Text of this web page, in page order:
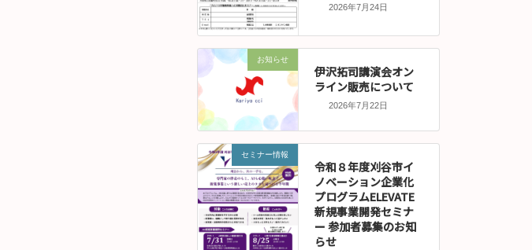
2026年7月24日
お知らせ
伊沢拓司講演会オン
ライン販売について
2026年7月22日
セミナー情報
令和８年度刈谷市イ
ノベーション企業化
プログラムELEVATE
新規事業開発セミナ
ー 参加者募集のお知
らせ